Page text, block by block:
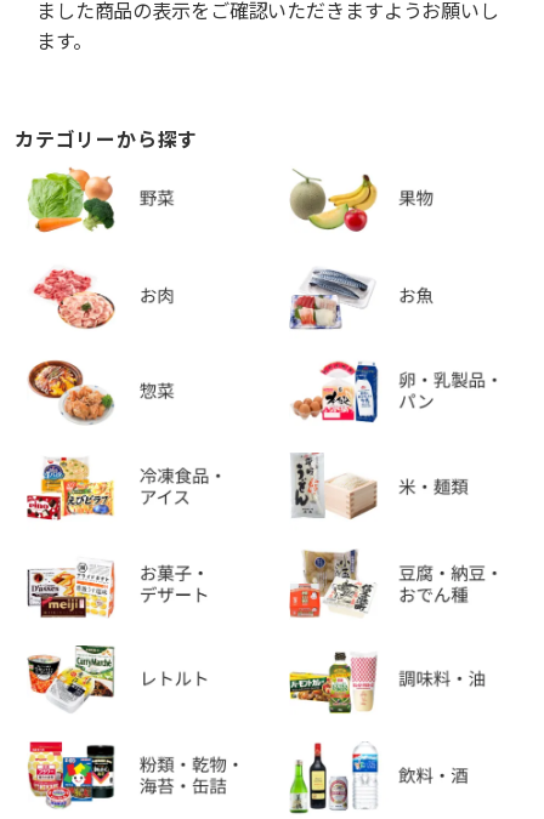
ました商品の表示をご確認いただきますようお願いし
ます。
カテゴリーから探す